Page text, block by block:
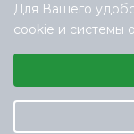
Для Вашего
cookie и системы